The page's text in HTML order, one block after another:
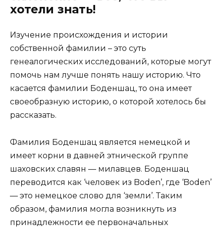
хотели знать!
Изучение происхождения и истории
собственной фамилии – это суть
генеалогических исследований, которые могут
помочь нам лучше понять нашу историю. Что
касается фамилии Боденшац, то она имеет
своеобразную историю, о которой хотелось бы
рассказать.
Фамилия Боденшац является немецкой и
имеет корни в давней этнической группе
шаховских славян — милавцев. Боденшац
переводится как ‘человек из Boden’, где ‘Boden’
— это немецкое слово для ‘земли’. Таким
образом, фамилия могла возникнуть из
принадлежности ее первоначальных